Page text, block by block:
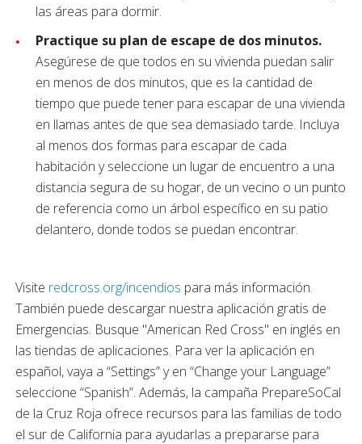
las áreas para dormir.
Practique su plan de escape de dos minutos.
Asegúrese de que todos en su vivienda puedan salir
en menos de dos minutos, que es la cantidad de
tiempo que puede tener para escapar de una vivienda
en llamas antes de que sea demasiado tarde. Incluya
al menos dos formas para escapar de cada
habitación y seleccione un lugar de encuentro a una
distancia segura de su hogar, de un vecino o un punto
de referencia como un árbol específico en su patio
delantero, donde todos se puedan encontrar.
Visite redcross.org/incendios para más información.
También puede descargar nuestra aplicación gratis de
Emergencias. Busque "American Red Cross" en inglés en
las tiendas de aplicaciones. Para ver la aplicación en
español, vaya a “Settings” y en “Change your Language”
seleccione “Spanish”. Además, la campaña PrepareSoCal
de la Cruz Roja ofrece recursos para las familias de todo
el sur de California para ayudarlas a prepararse para